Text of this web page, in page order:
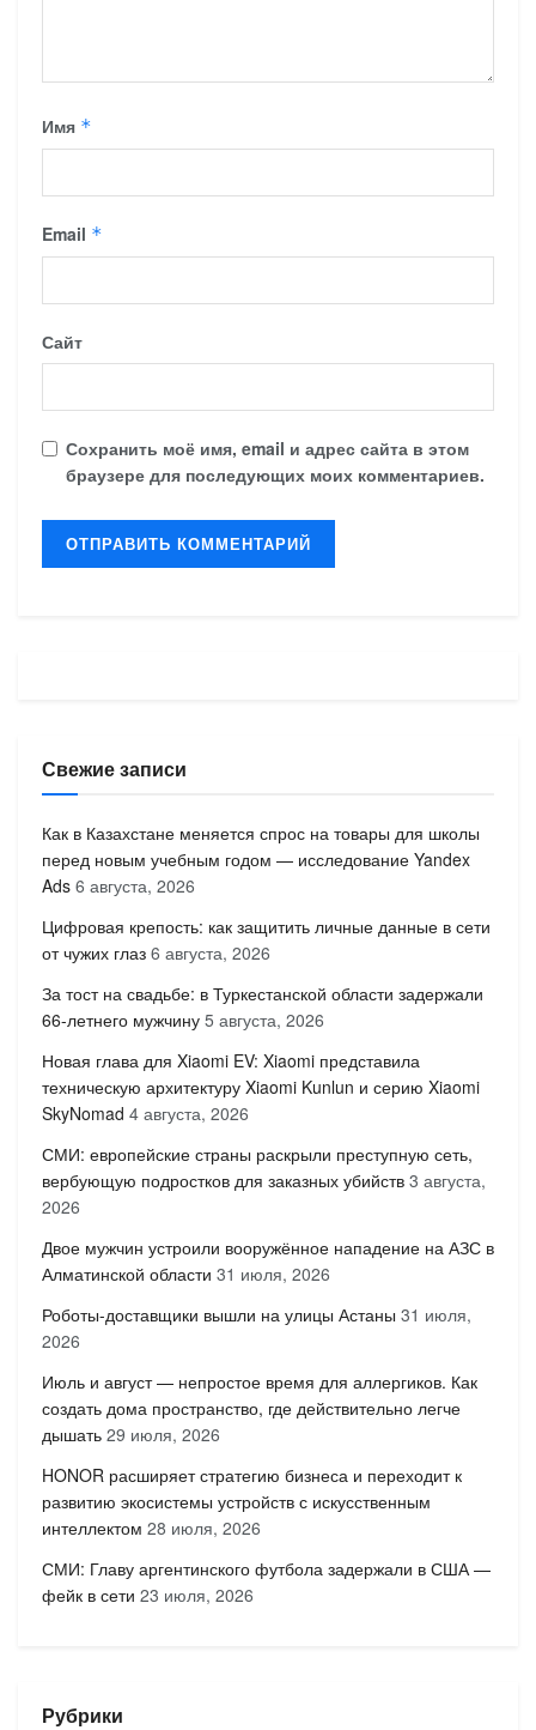
Имя *
Email *
Сайт
Сохранить моё имя, email и адрес сайта в этом
браузере для последующих моих комментариев.
Свежие записи
Как в Казахстане меняется спрос на товары для школы
перед новым учебным годом — исследование Yandex
Ads 6 августа, 2026
Цифровая крепость: как защитить личные данные в сети
от чужих глаз 6 августа, 2026
За тост на свадьбе: в Туркестанской области задержали
66-летнего мужчину 5 августа, 2026
Новая глава для Xiaomi EV: Xiaomi представила
техническую архитектуру Xiaomi Kunlun и серию Xiaomi
SkyNomad 4 августа, 2026
СМИ: европейские страны раскрыли преступную сеть,
вербующую подростков для заказных убийств 3 августа,
2026
Двое мужчин устроили вооружённое нападение на АЗС в
Алматинской области 31 июля, 2026
Роботы-доставщики вышли на улицы Астаны 31 июля,
2026
Июль и август — непростое время для аллергиков. Как
создать дома пространство, где действительно легче
дышать 29 июля, 2026
HONOR расширяет стратегию бизнеса и переходит к
развитию экосистемы устройств с искусственным
интеллектом 28 июля, 2026
СМИ: Главу аргентинского футбола задержали в США —
фейк в сети 23 июля, 2026
Рубрики